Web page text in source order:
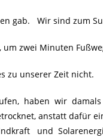
gab. Wir sind zum
zwei Minuten
zu unserer Zeit nicht.
haben wir
anstatt dafür
und